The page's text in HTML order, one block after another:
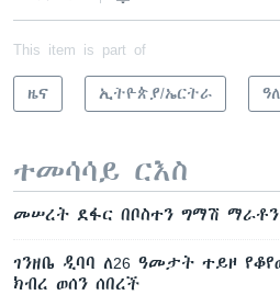
This item is part of
ዜና ኢትዮጵያ/ኤርትራ
ተመሳሳይ ርእስ
መሠረት ደፋር በቦስተን ግማሽ
ገንዘቤ ዲባባ ለ26 ዓመታት ተይዞ
ክብረ ወሰን ሰበረች